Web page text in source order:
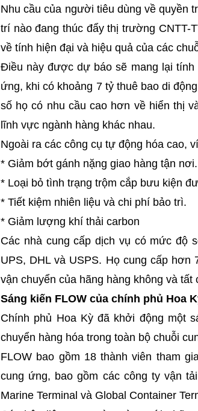
Nhu cầu của người tiêu dùng về quyền
trí nào đang thúc đẩy thị trường
về tính hiện đại và hiệu quả của các
Điều này được dự báo sẽ mang lại tính
ứng, khi có khoảng 7 tỷ thuê bao di
số họ có nhu cầu cao hơn về hiển thị
lĩnh vực ngành hàng khác nhau.
Ngoài ra các công cụ tự động hóa cao,
* Giảm bớt gánh nặng giao hàng tận nơi.
* Loại bỏ tình trạng trộm cắp bưu kiện
* Tiết kiệm nhiên liệu và chi phí bảo trì.
* Giảm lượng khí thải carbon
Các nhà cung cấp dịch vụ có mức độ
UPS, DHL và USPS. Họ cung cấp
vận chuyển của hãng hàng không và
Sáng kiến FLOW của chính phủ Hoa
Chính phủ Hoa Kỳ đã khởi động một
chuyển hàng hóa trong toàn bộ chuỗi
FLOW bao gồm 18 thành viên tham
cung ứng, bao gồm các công ty vận
Marine Terminal và Global Container